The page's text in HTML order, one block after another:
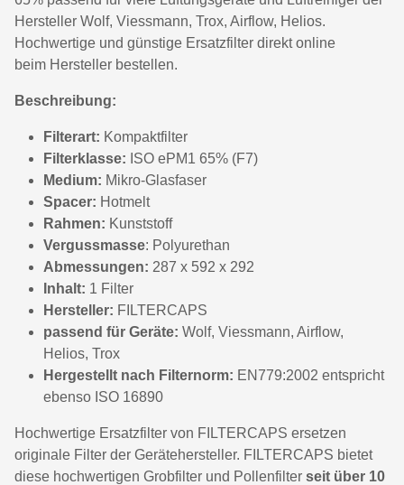
Hersteller Wolf, Viessmann, Trox, Airflow, Helios.
Hochwertige und günstige Ersatzfilter direkt online
beim Hersteller bestellen.
Beschreibung:
Filterart: Kompaktfilter
Filterklasse: ISO ePM1 65% (F7)
Medium: Mikro-Glasfaser
Spacer: Hotmelt
Rahmen: Kunststoff
Vergussmasse: Polyurethan
Abmessungen: 287 x 592 x 292
Inhalt: 1 Filter
Hersteller: FILTERCAPS
passend für Geräte: Wolf, Viessmann, Airflow,
Helios, Trox
Hergestellt nach Filternorm: EN779:2002 entspricht
ebenso ISO 16890
Hochwertige Ersatzfilter von FILTERCAPS ersetzen
originale Filter der Gerätehersteller. FILTERCAPS bietet
diese hochwertigen Grobfilter und Pollenfilter seit über 10